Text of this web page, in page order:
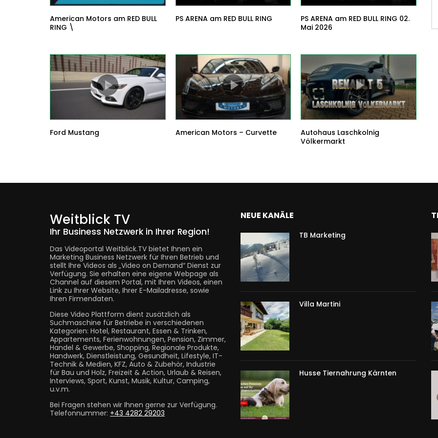
American Motors am RED BULL
RING \
PS ARENA am RED BULL RING
PS ARENA am RED BULL RING 02.
Mai 2026
Ford Mustang American Motors – Curvette
Autohaus Laschkolnig
Völkermarkt
Weitblick TV
Ihr Business Netzwerk in Ihrer Region!
Das Videoportal Weitblick.TV bietet Ihnen ein
Marketing Business Netzwerk für Ihren Betrieb und
stellt Ihre Videos als „Video on Demand“ Dienst zur
Verfügung. Sie erhalten eine eigene Webpage als
Channel auf diesem Portal, mit Ihren Videos, einen
Link zu Ihrer Website, Ihrer E-Mailadresse, sowie
Ihren Firmendaten.
Diese Video Plattform dient zusätzlich als
Suchmaschine für Betriebe in verschiedenen
Kategorien: Hotel, Restaurant, Essen & Trinken,
Appartements, Ferienwohnungen, Pension, Zimmer,
Handel & Gewerbe, Shopping, Regionale Produkte,
Handwerk, Dienstleistung, Gesundheit, Lifestyle, IT-
Technik & Medien, KFZ, Auto & Zubehör, Industrie
für Bau und Holz, Freizeit & Action, Urlaub & Reisen,
Interviews, Sport, Kunst, Musik, Kultur, Camping,
u.v.m.
Bei Fragen stehen wir Ihnen gerne zur Verfügung.
Telefonnummer: +43 4282 29203
NEUE KANÄLE
TB Marketing
Villa Martini
Husse Tiernahrung Kärnten